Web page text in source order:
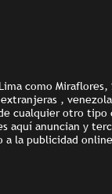
como Miraflores,
,
cualquier otro tipo
aquí anuncian y
a la publicidad online